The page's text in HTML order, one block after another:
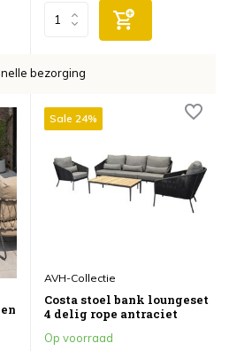
bezorging
Sale 24%
AVH-Collectie
Costa stoel bank loungeset
4 delig rope antraciet
Op voorraad